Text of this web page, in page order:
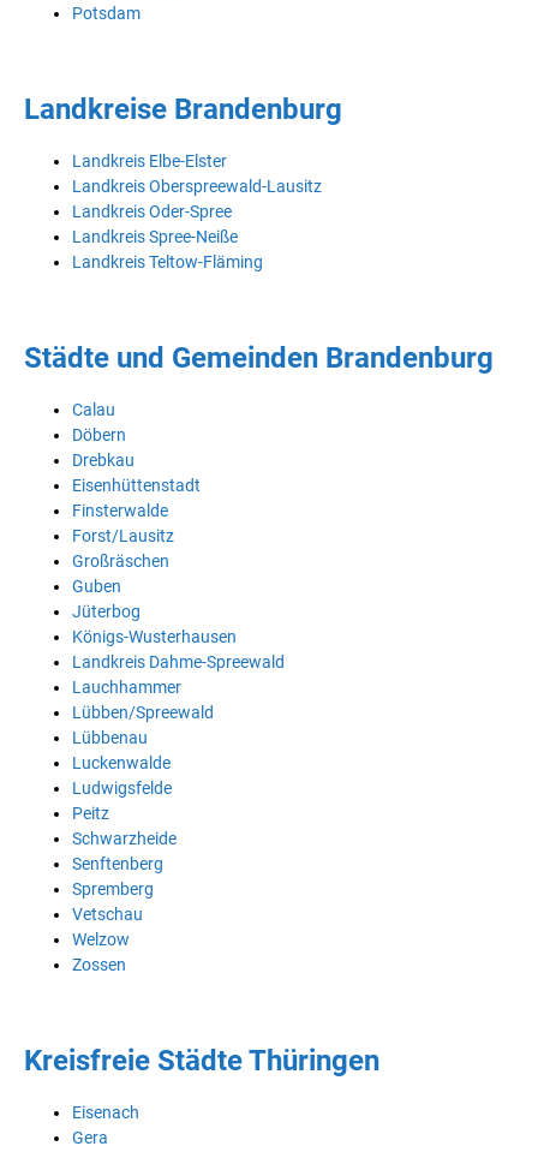
Potsdam
Landkreise Brandenburg
Landkreis Elbe-Elster
Landkreis Oberspreewald-Lausitz
Landkreis Oder-Spree
Landkreis Spree-Neiße
Landkreis Teltow-Fläming
Städte und Gemeinden Brandenburg
Calau
Döbern
Drebkau
Eisenhüttenstadt
Finsterwalde
Forst/Lausitz
Großräschen
Guben
Jüterbog
Königs-Wusterhausen
Landkreis Dahme-Spreewald
Lauchhammer
Lübben/Spreewald
Lübbenau
Luckenwalde
Ludwigsfelde
Peitz
Schwarzheide
Senftenberg
Spremberg
Vetschau
Welzow
Zossen
Kreisfreie Städte Thüringen
Eisenach
Gera